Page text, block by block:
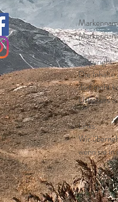
Copyright:
Die Inhalte
darf nicht
Urhebers
Links:
Wir
wenn sie